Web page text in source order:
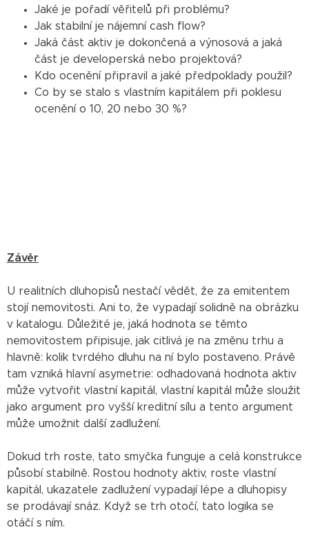
Jaké je pořadí věřitelů při problému?
Jak stabilní je nájemní cash flow?
Jaká část aktiv je dokončená a výnosová a jaká
část je developerská nebo projektová?
Kdo ocenění připravil a jaké předpoklady použil?
Co by se stalo s vlastním kapitálem při poklesu
ocenění o 10, 20 nebo 30 %?
Závěr
U realitních dluhopisů nestačí vědět, že za emitentem
stojí nemovitosti. Ani to, že vypadají solidně na obrázku
v katalogu. Důležité je, jaká hodnota se těmto
nemovitostem připisuje, jak citlivá je na změnu trhu a
hlavně: kolik tvrdého dluhu na ní bylo postaveno. Právě
tam vzniká hlavní asymetrie: odhadovaná hodnota aktiv
může vytvořit vlastní kapitál, vlastní kapitál může sloužit
jako argument pro vyšší kreditní sílu a tento argument
může umožnit další zadlužení.
Dokud trh roste, tato smyčka funguje a celá konstrukce
působí stabilně. Rostou hodnoty aktiv, roste vlastní
kapitál, ukazatele zadlužení vypadají lépe a dluhopisy
se prodávají snáz. Když se trh otočí, tato logika se
otáčí s ním.